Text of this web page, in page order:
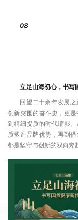
08
立足山海初心，书写
回望二十余年发展
创新突围的奋斗史，更
到精细提质的时代缩影
质塑造品牌优势，再到
都是坚守与创新的双向奔